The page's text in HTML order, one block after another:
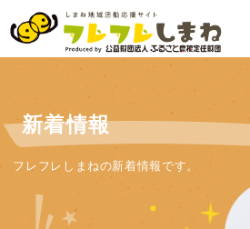
新着情報
フレフレしまねの新着情報です。